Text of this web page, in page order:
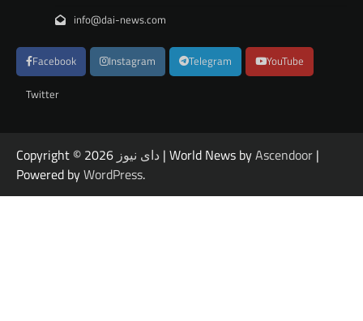
info@dai-news.com
Facebook Instagram Telegram YouTube
Twitter
Copyright © 2026 دای نیوز | World News byAscendoor |
Powered byWordPress.